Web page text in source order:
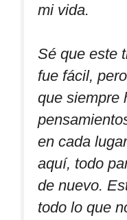
mi vida.
Sé que este
fue fácil,
que siempre
en cada
aquí, todo
de nuevo.
todo lo que